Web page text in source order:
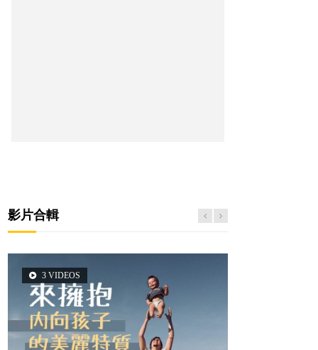
影片合輯
3 VIDEOS
5 VIDEOS
2 VIDEOS
14 VIDEOS
6 VIDEOS